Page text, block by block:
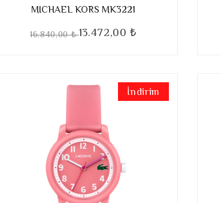
MICHAEL KORS MK3221
16.840,00 ₺13.472,00 ₺
İndirim